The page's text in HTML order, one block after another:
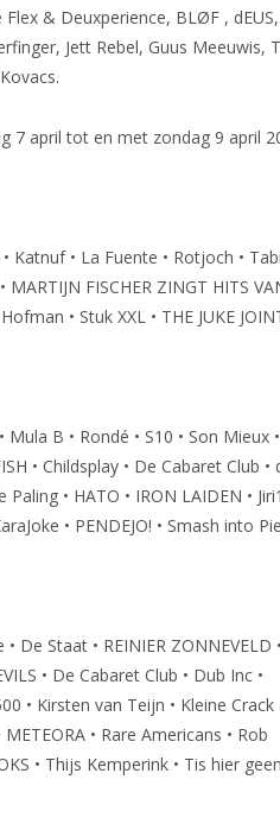
& Deuxperience, BLØF ,
Jett Rebel, Guus Meeuwis,
7 april tot en met zondag 9 april
Katnuf • La Fuente • Rotjoch •
FISCHER ZINGT HITS
• Stuk XXL • THE JUKE
Mula B • Rondé • S10 • Son Mieux
• Childsplay • De Cabaret Club •
• HATO • IRON LAIDEN •
• PENDEJO! • Smash into
De Staat • REINIER ZONNEVELD
• De Cabaret Club • Dub Inc •
• Kirsten van Teijn • Kleine
• Rare Americans • Rob
• Thijs Kemperink • Tis hier